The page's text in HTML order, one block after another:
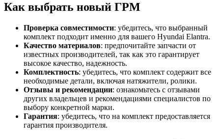
Как выбрать новый ГРМ
Проверка совместимости: убедитесь, что выбранный
комплект подходит именно для вашего Hyundai Elantra.
Качество материалов: предпочитайте запчасти от
известных производителей, так как это гарантирует
высокое качество, надежность.
Комплектность: убедитесь, что комплект содержит все
необходимые детали, включая натяжители, ролики.
Отзывы и рекомендации: ознакомьтесь с отзывами
других владельцев и рекомендациями специалистов по
выбору конкретной марки.
Гарантия: убедитесь, что на комплект предоставляется
гарантия производителя.